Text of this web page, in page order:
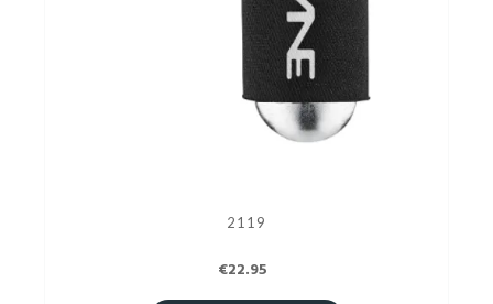
2119
€22.95